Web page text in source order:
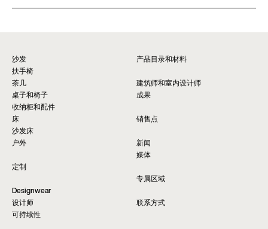
沙发
产品目录和材料
扶手椅
茶几
建筑师和室内设计师
桌子和椅子
成果
收纳柜和配件
床
销售点
沙发床
户外
新闻
媒体
定制
专属区域
Designwear
设计师
联系方式
可持续性